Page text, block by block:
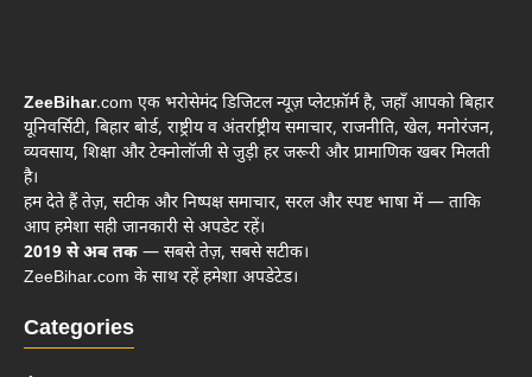
ZeeBihar.com एक भरोसेमंद डिजिटल न्यूज़ प्लेटफ़ॉर्म है, जहाँ आपको बिहार
यूनिवर्सिटी, बिहार बोर्ड, राष्ट्रीय व अंतर्राष्ट्रीय समाचार, राजनीति, खेल, मनोरंजन,
व्यवसाय, शिक्षा और टेक्नोलॉजी से जुड़ी हर जरूरी और प्रामाणिक खबर मिलती
है।
हम देते हैं तेज़, सटीक और निष्पक्ष समाचार, सरल और स्पष्ट भाषा में — ताकि
आप हमेशा सही जानकारी से अपडेट रहें।
2019 से अब तक — सबसे तेज़, सबसे सटीक।
ZeeBihar.com के साथ रहें हमेशा अपडेटेड।
Categories